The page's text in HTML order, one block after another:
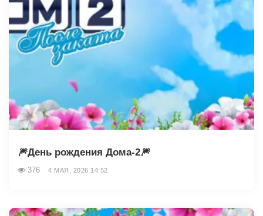
🎆День рождения Дома-2🎆
376 4 МАЯ, 2026 14:52